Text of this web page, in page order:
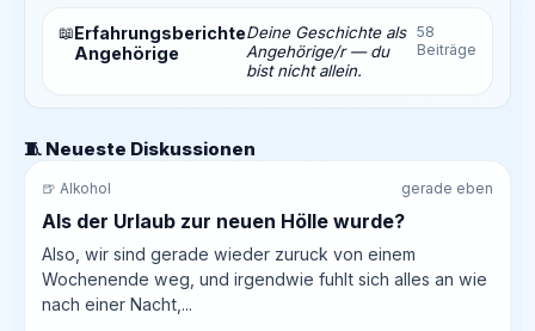
📖Erfahrungsberichte
Angehörige
Deine Geschichte als
Angehörige/r — du
bist nicht allein.
58
Beiträge
🧵 Neueste Diskussionen
🍺 Alkohol gerade eben
Als der Urlaub zur neuen Hölle wurde?
Also, wir sind gerade wieder zuruck von einem
Wochenende weg, und irgendwie fuhlt sich alles an wie
nach einer Nacht,...